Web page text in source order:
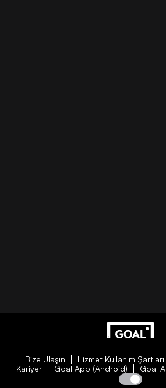
Bize Ulaşın Hizmet Kullanım Şartları
Kariyer
Goal App (Android) Goal